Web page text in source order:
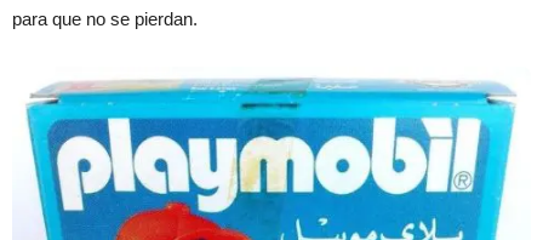
para que no se pierdan.